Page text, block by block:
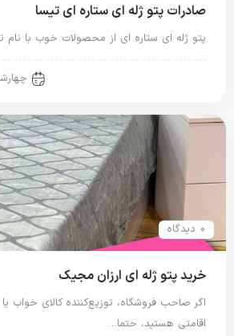
صادرات پتو ژله ای ستاره ای تیسا
پتو ژله ای ستاره ای از محصولات خوب با نام
چهارشنبه ,
0 دیدگاه
خرید پتو ژله ای ارزان مجیک
اگر صاحب فروشگاه، توزیع‌کننده کالای خواب
اقامتی هستید، حتما…